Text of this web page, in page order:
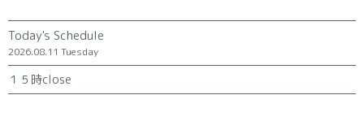
Today's Schedule
2026.08.11 Tuesday
１５時close